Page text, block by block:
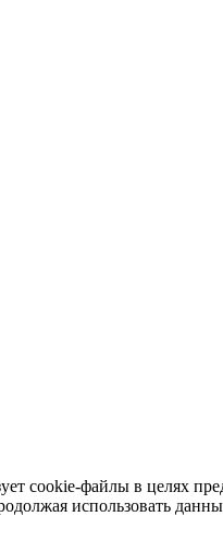
cookie-файлы в целях
использовать